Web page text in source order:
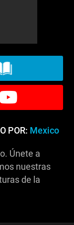
POR: Mexico
Únete a
nuestras
de la